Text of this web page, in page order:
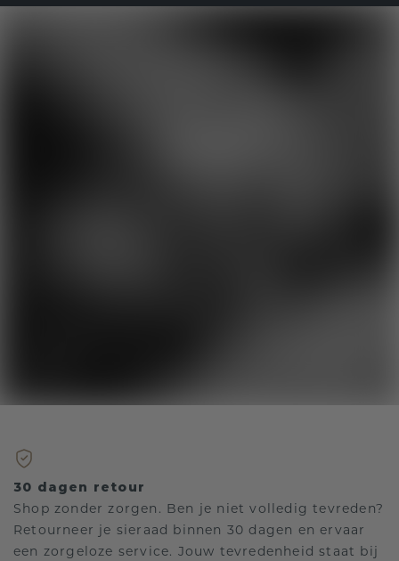
30 dagen retour
Shop zonder zorgen. Ben je niet volledig tevreden?
Retourneer je sieraad binnen 30 dagen en ervaar
een zorgeloze service. Jouw tevredenheid staat bij